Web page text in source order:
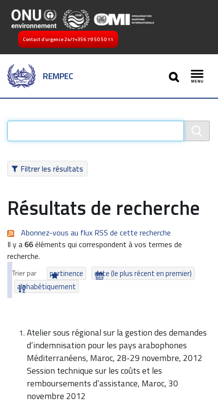
Contact d’urgence 24/7+356 79 50 50 11
REMPEC
SEARCH
Filtrer les résultats
Résultats de recherche
Abonnez-vous au flux RSS de cette recherche
Il y a 66éléments qui correspondent à vos termes de
recherche.
Trier par pertinence
date (le plus récent en premier)
alphabétiquement
Atelier sous régional sur la gestion des demandes
d’indemnisation pour les pays arabophones
Méditerranéens, Maroc, 28-29 novembre, 2012
Session technique sur les coûts et les
remboursements d’assistance, Maroc, 30
novembre 2012